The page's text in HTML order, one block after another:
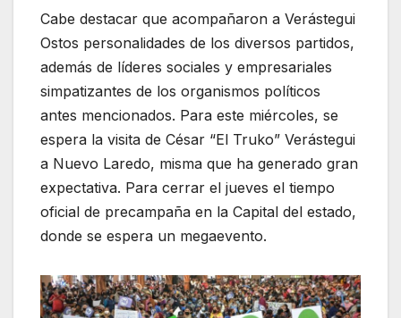
Cabe destacar que acompañaron a Verástegui
Ostos personalidades de los diversos partidos,
además de líderes sociales y empresariales
simpatizantes de los organismos políticos
antes mencionados. Para este miércoles, se
espera la visita de César “El Truko” Verástegui
a Nuevo Laredo, misma que ha generado gran
expectativa. Para cerrar el jueves el tiempo
oficial de precampaña en la Capital del estado,
donde se espera un megaevento.